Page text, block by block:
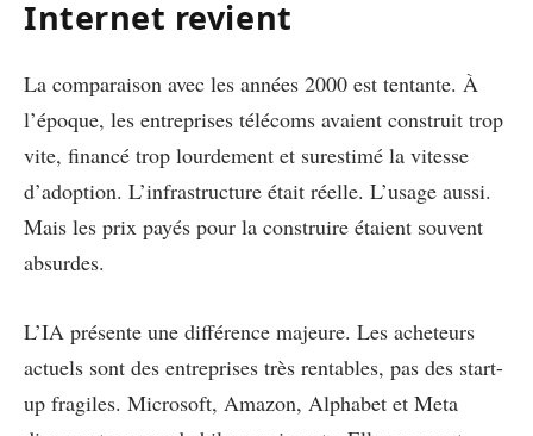
Internet revient
La comparaison avec les années 2000 est tentante. À
l’époque, les entreprises télécoms avaient construit trop
vite, financé trop lourdement et surestimé la vitesse
d’adoption. L’infrastructure était réelle. L’usage aussi.
Mais les prix payés pour la construire étaient souvent
absurdes.
L’IA présente une différence majeure. Les acheteurs
actuels sont des entreprises très rentables, pas des start-
up fragiles. Microsoft, Amazon, Alphabet et Meta